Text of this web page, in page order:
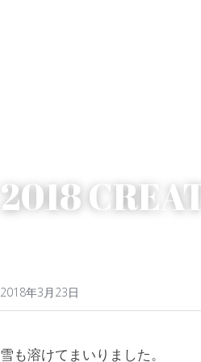
2018
2018年3月23日
雪も溶けてまいりました。